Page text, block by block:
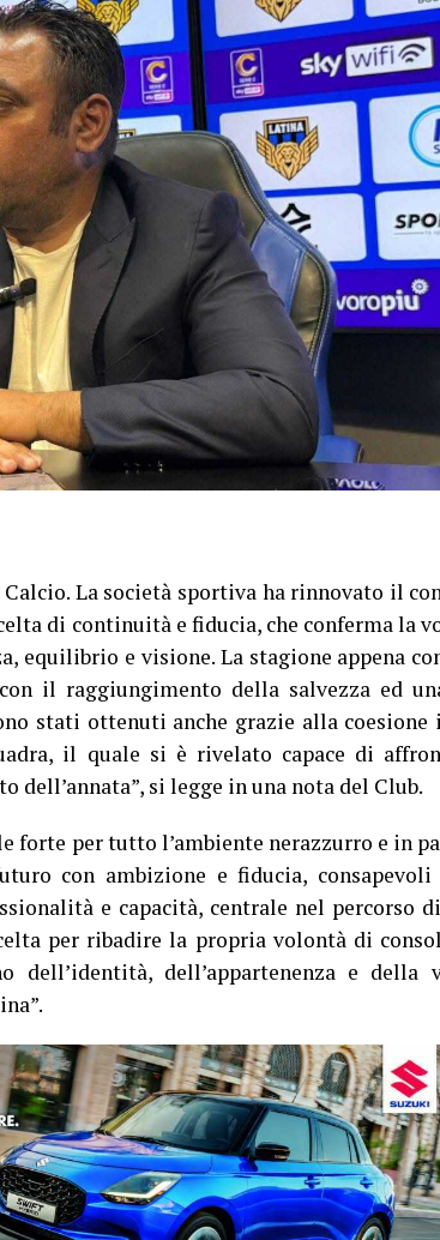
La società sportiva ha rinnovato il
di continuità e fiducia, che conferma la
equilibrio e visione. La stagione appena
il raggiungimento della salvezza ed
stati ottenuti anche grazie alla coesione
il quale si è rivelato capace di
si legge in una nota del Club.
forte per tutto l’ambiente nerazzurro e in
con ambizione e fiducia,
e capacità, centrale nel percorso
per ribadire la propria volontà di
dell’identità, dell’appartenenza e della